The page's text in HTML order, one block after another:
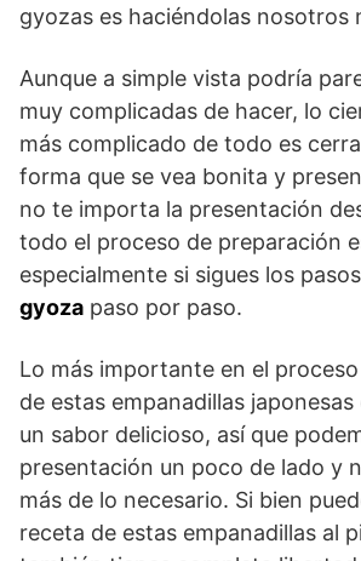
gyozas es haciéndolas nosotros
Aunque a simple vista podría
muy complicadas de hacer, lo
más complicado de todo es
forma que se vea bonita y
no te importa la presentación
todo el proceso de preparación
especialmente si sigues los
gyoza paso por paso.
Lo más importante en el
de estas empanadillas
un sabor delicioso, así que
presentación un poco de lado y
más de lo necesario. Si bien
receta de estas empanadillas al